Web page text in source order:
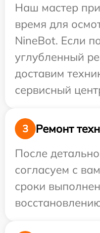
Наш мастер
время для
NineBot. Если
углубленный
доставим
сервисный
3
Ремонт
После
согласуем с
сроки